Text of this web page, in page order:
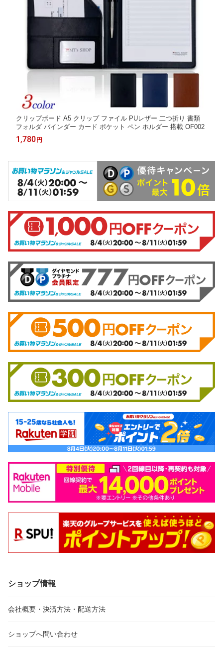
クリップボード A5 クリップ ファイル PUレザー 二つ折り 書類
フォルダ バインダー カード ポケット ペン ホルダー 搭載 OF002
1,780円
ショップ情報
会社概要・決済方法・配送方法
ショップへ問い合わせ